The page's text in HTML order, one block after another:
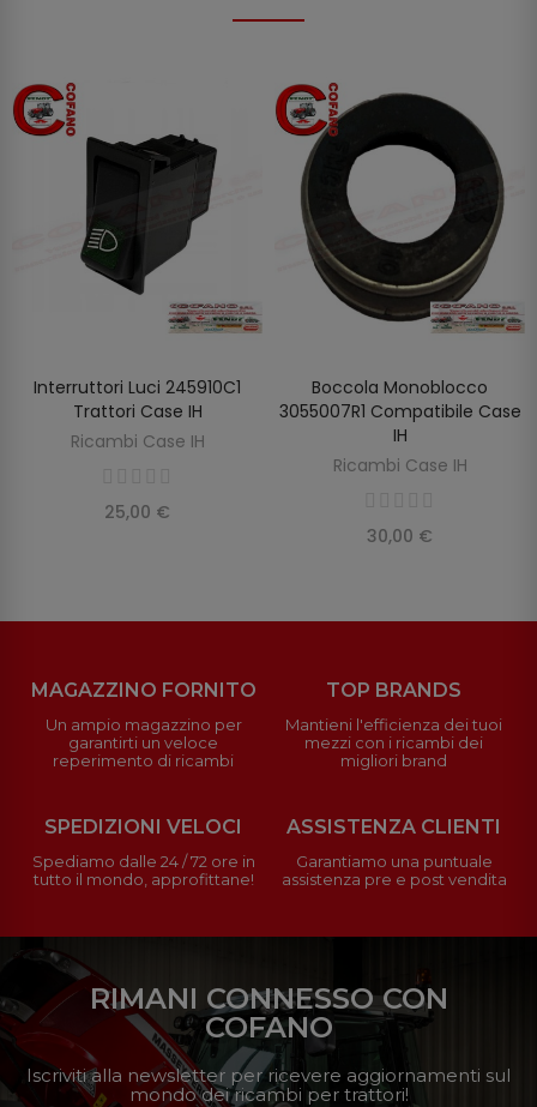
AGGIUNGI AL CARRELLO
Interruttori Luci 245910C1
Trattori Case IH
Ricambi Case IH
25,00 €
AGGIUNGI AL CARRELLO
Boccola Monoblocco
3055007R1 Compatibile Case
IH
Ricambi Case IH
30,00 €
MAGAZZINO FORNITO
Un ampio magazzino per
garantirti un veloce
reperimento di ricambi
TOP BRANDS
Mantieni l'efficienza dei tuoi
mezzi con i ricambi dei
migliori brand
SPEDIZIONI VELOCI
Spediamo dalle 24 / 72 ore in
tutto il mondo, approfittane!
ASSISTENZA CLIENTI
Garantiamo una puntuale
assistenza pre e post vendita
RIMANI CONNESSO CON
COFANO
Iscriviti alla newsletter per ricevere aggiornamenti sul
mondo dei ricambi per trattori!